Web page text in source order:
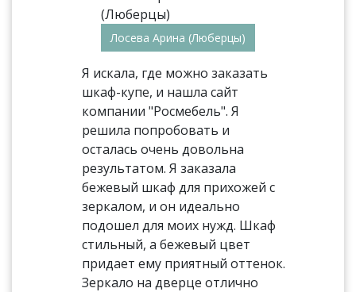
Лосева Арина (Люберцы)
Я искала, где можно заказать
шкаф-купе, и нашла сайт
компании "Росмебель". Я
решила попробовать и
осталась очень довольна
результатом. Я заказала
бежевый шкаф для прихожей с
зеркалом, и он идеально
подошел для моих нужд. Шкаф
стильный, а бежевый цвет
придает ему приятный оттенок.
Зеркало на дверце отлично